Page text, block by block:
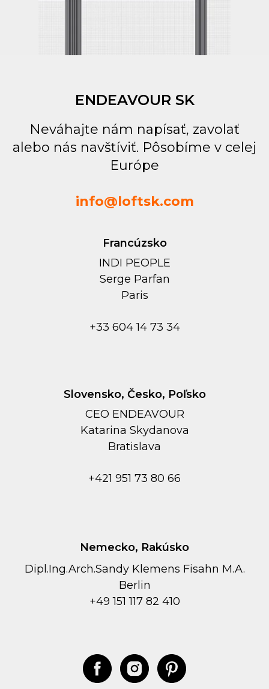
ENDEAVOUR SK
Neváhajte nám napísať, zavolať
alebo nás navštíviť. Pôsobíme v celej
Európe
info@loftsk.com
Francúzsko
INDI PEOPLE
Serge Parfan
Paris
+33 604 14 73 34
Slovensko, Česko, Poľsko
CEO ENDEAVOUR
Kаtarina Skydanova
Bratislava
+421 951 73 80 66
Nemecko, Rakúsko
Dipl.Ing.Arch.Sandy Klemens Fisahn M.A.
Berlin
+49 151 117 82 410